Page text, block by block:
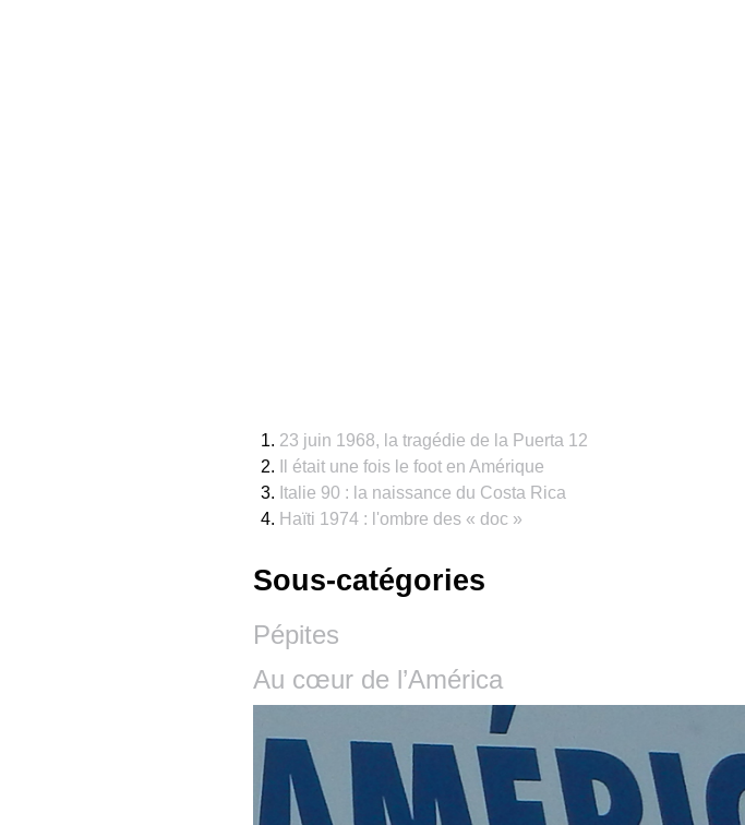
23 juin 1968, la tragédie de la Puerta 12
Il était une fois le foot en Amérique
Italie 90 : la naissance du Costa Rica
Haïti 1974 : l'ombre des « doc »
Sous-catégories
Pépites
Au cœur de l’América